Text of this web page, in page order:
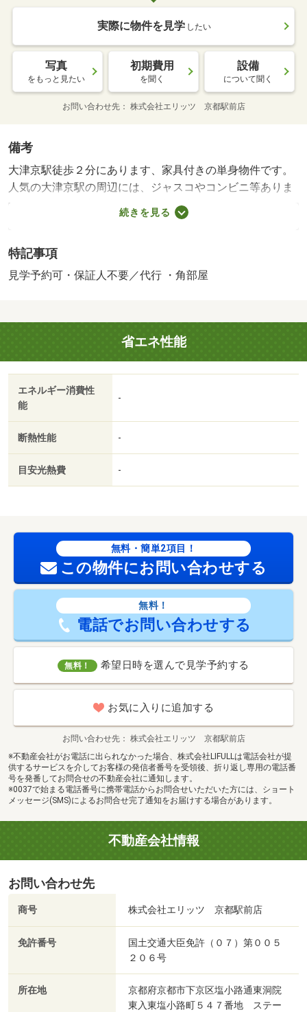
実際に物件を見学 したい
写真
をもっと見たい
初期費用
を聞く
設備
について聞く
お問い合わせ先 株式会社エリッツ 京都駅前店
備考
大津京駅徒歩２分にあります、家具付きの単身物件です。
人気の大津京駅の周辺には、ジャスコやコンビニ等ありま
すので生活面大変便利です。京都や山科、大阪へのアクセ
スもしやすいですので、交通面大変便利ですね。・インタ
設置 【設備・特記事項備考】二人入居不可・単身者限
定・専用バス・専用トイレ・電気コンロ/設備維持費（月
続きを見る
特記事項
見学予約可・保証人不要／代行 ・角部屋
省エネ性能
エネルギー消費性
能
-
断熱性能 -
目安光熱費 -
無料・簡単2項目！
この物件にお問い合わせする
無料！
電話でお問い合わせする
無料！ 希望日時を選んで見学予約する
お気に入りに追加する
お問い合わせ先
株式会社エリッツ 京都駅前店
※不動産会社がお電話に出られなかった場合、株式会社LIFULLは電話会社が提
供するサービスを介してお客様の発信者番号を受領後、折り返し専用の電話番
号を発番してお問合せの不動産会社に通知します。
※0037で始まる電話番号に携帯電話からお問合せいただいた方には、ショート
メッセージ(SMS)によるお問合せ完了通知をお届けする場合があります。
不動産会社情報
お問い合わせ先
商号 株式会社エリッツ 京都駅前店
免許番号
国土交通大臣免許（０７）第００５
２０６号
所在地
京都府京都市下京区塩小路通東洞院
東入東塩小路町５４７番地 ステー